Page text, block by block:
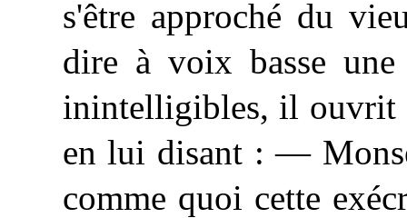
s'être approché du
dire à voix basse
inintelligibles, il ouvrit
en lui disant : —
comme quoi cette